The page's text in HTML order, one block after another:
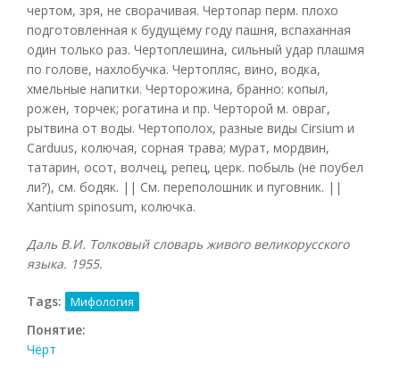
чертом, зря, не сворачивая. Чертопар перм. плохо
подготовленная к будущему году пашня, вспаханная
один только раз. Чертоплешина, сильный удар плашмя
по голове, нахлобучка. Чертопляс, вино, водка,
хмельные напитки. Черторожина, бранно: копыл,
рожен, торчек; рогатина и пр. Черторой м. овраг,
рытвина от воды. Чертополох, разные виды Cirsium и
Carduus, колючая, сорная трава; мурат, мордвин,
татарин, осот, волчец, репец, церк. побыль (не поубел
ли?), см. бодяк. || См. переполошник и пуговник. ||
Xantium spinosum, колючка.
Даль В.И. Толковый словарь живого великорусского
языка. 1955.
Tags: Мифология
Понятие:
Чёрт